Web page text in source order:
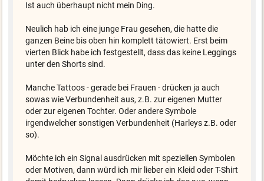
Ist auch überhaupt nicht mein Ding.
Neulich hab ich eine junge Frau gesehen, die hatte die
ganzen Beine bis oben hin komplett tätowiert. Erst beim
vierten Blick habe ich festgestellt, dass das keine Leggings
unter den Shorts sind.
Manche Tattoos - gerade bei Frauen - drücken ja auch
sowas wie Verbundenheit aus, z.B. zur eigenen Mutter
oder zur eigenen Tochter. Oder andere Symbole
irgendwelcher sonstigen Verbundenheit (Harleys z.B. oder
so).
Möchte ich ein Signal ausdrücken mit speziellen Symbolen
oder Motiven, dann würd ich mir lieber ein Kleid oder T-Shirt